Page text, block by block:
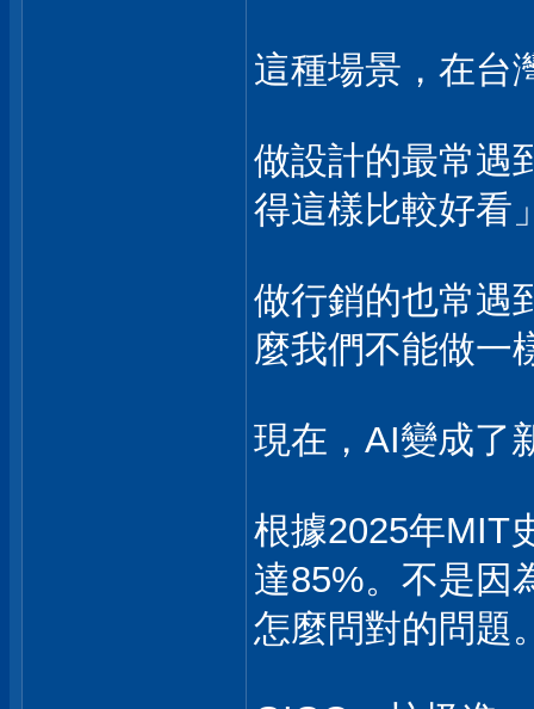
這種場景，在台
做設計的最常遇
得這樣比較好看
做行銷的也常遇
麼我們不能做一
現在，AI變成了
根據2025年MIT
達85%。不是因
怎麼問對的問題